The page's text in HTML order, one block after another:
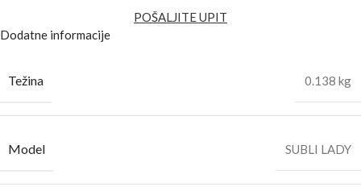
POŠALJITE UPIT
Dodatne informacije
Težina 0.138 kg
Model SUBLI LADY